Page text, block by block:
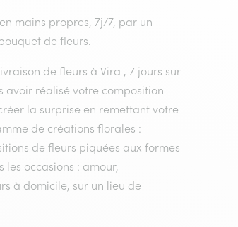
mains propres, 7j/7, par un
de fleurs.
de fleurs à Vira , 7 jours sur
avoir réalisé votre composition
la surprise en remettant votre
de créations florales :
de fleurs piquées aux formes
occasions : amour,
à domicile, sur un lieu de